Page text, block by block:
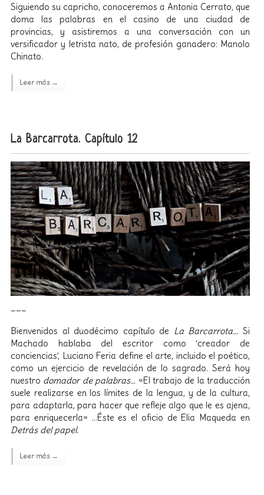
Siguiendo su capricho, conoceremos a Antonia Cerrato, que
doma las palabras en el casino de una ciudad de
provincias, y asistiremos a una conversación con un
versificador y letrista nato, de profesión ganadero: Manolo
Chinato.
Leer más →
La Barcarrota. Capítulo 12
Bienvenidos al duodécimo capítulo de La Barcarrota… Si
Machado hablaba del escritor como ‘creador de
conciencias’, Luciano Feria define el arte, incluido el poético,
como un ejercicio de revelación de lo sagrado. Será hoy
nuestro domador de palabras… «El trabajo de la traducción
suele realizarse en los límites de la lengua, y de la cultura,
para adaptarla, para hacer que refleje algo que le es ajena,
para enriquecerla» …Éste es el oficio de Elia Maqueda en
Detrás del papel.
Leer más →